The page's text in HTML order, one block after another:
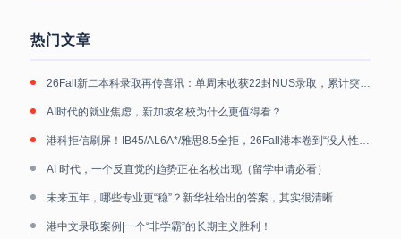
热门文章
26Fall新二本科录取再传喜讯：单周末收获22封NUS录取，累计突破40封
AI时代的就业焦虑，新加坡名校为什么更值得看？
港科拒信刷屏！IB45/AL6A*/雅思8.5全拒，26Fall港本卷到“没人性”！
AI 时代，一个反直觉的趋势正在名校出现（留学申请必看）
未来五年，哪些专业更“稳”？新华社给出的答案，其实很清晰
港中文录取案例|一个“非学霸”的长期主义胜利！